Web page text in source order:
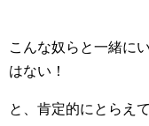
こんな奴らと一緒に
はない！
と、肯定的にとらえて